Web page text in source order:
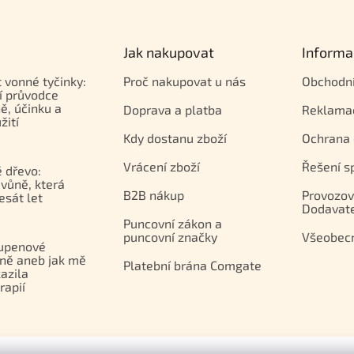
vonné tyčinky:
průvodce
účinku a
dřevo:
která
let
aneb jak mě
Jak nakupovat
Proč nakupovat u nás
Doprava a platba
Kdy dostanu zboží
Vrácení zboží
B2B nákup
Puncovní zákon a
puncovní značky
Platební brána Comgate
Řešení